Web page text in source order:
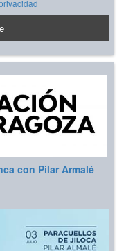
con Pilar Armalé